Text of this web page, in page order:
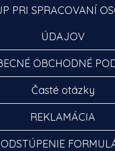
PRI SPRACOVANÍ
ÚDAJOV
OBCHODNÉ
Časté otázky
REKLAMÁCIA
ODSTÚPENIE